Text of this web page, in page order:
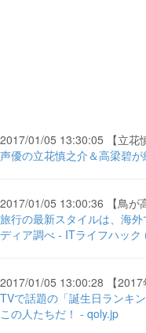
2017/01/05 13:30:05 【立花
声優の立花慎之介＆高梁碧
2017/01/05 13:00:36 【鳥が
旅行の最新スタイルは、海
ディア調べ - ITライフハック
2017/01/05 13:00:28 【2017
TVで話題の「誕生日ランキ
この人たちだ！ - qoly.jp